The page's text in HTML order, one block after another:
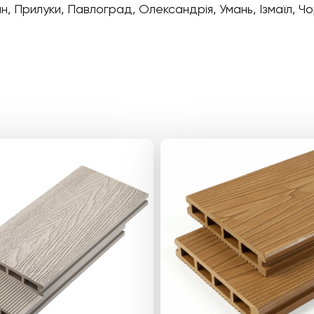
Прилуки, Павлоград, Олександрія, Умань, Ізмаїл,